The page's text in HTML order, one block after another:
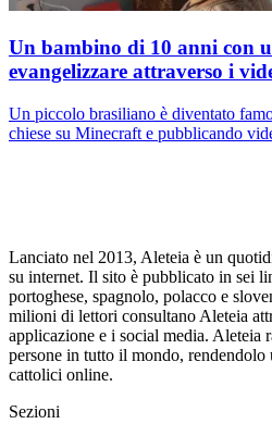
Un bambino di 10 anni con
evangelizzare attraverso i
Un piccolo brasiliano è diventato
chiese su Minecraft e pubblicando
Lanciato nel 2013, Aleteia è un
su internet. Il sito è pubblicato in sei
portoghese, spagnolo, polacco e
milioni di lettori consultano Aleteia
applicazione e i social media. Aleteia
persone in tutto il mondo, rendendolo
cattolici online.
Sezioni